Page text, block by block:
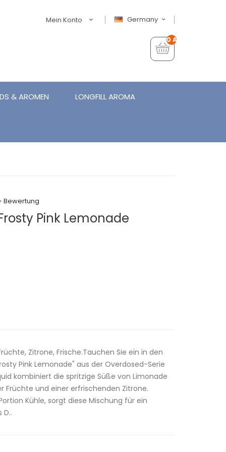
Germany
Mein Konto
0 Artikel - €0,00
& AROMEN LONGFILL AROMA
Bewertung
Pink Lemonade
Zitrone, Frische.Tauchen Sie ein in den
Pink Lemonade" aus der Overdosed-Serie
kombiniert die spritzige Süße von Limonade
und einer erfrischenden Zitrone.
Kühle, sorgt diese Mischung für ein